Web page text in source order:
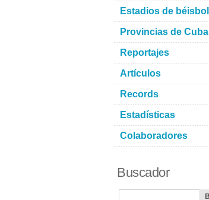
Estadios de béisbol
Provincias de Cuba
Reportajes
Artículos
Records
Estadísticas
Colaboradores
Buscador